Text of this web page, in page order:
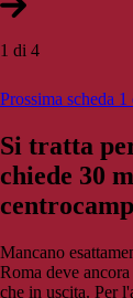
1 di 4
Prossima scheda 1
Si tratta
chiede 30
Mancano
Roma deve
che in uscita. Per